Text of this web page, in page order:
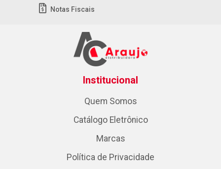
Notas Fiscais
Institucional
Quem Somos
Catálogo Eletrônico
Marcas
Política de Privacidade